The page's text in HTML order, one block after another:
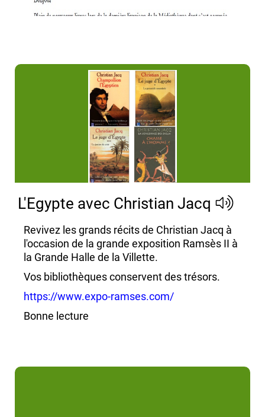
L'Egypte avec Christian Jacq
Revivez les grands récits de Christian Jacq à
l'occasion de la grande exposition Ramsès II à
la Grande Halle de la Villette.
Vos bibliothèques conservent des trésors.
https://www.expo-ramses.com/
Bonne lecture